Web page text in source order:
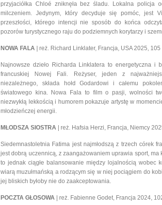
przyjaciółka Chloé zniknęła bez śladu. Lokalna policja
milczeniem. Jedynym, który decyduje się pomóc, jest
przeszłości, którego intencji nie sposób do końca
pozorów turystycznego raju do podziemnych korytarzy i
NOWA FALA | reż. Richard Linklater, Francja, USA 2025, 105
Najnowsze dzieło Richarda Linklatera to energetyczna i
francuskiej Nowej Fali. Reżyser, jeden z
niezależnego, składa hołd Godardowi i całemu
światowego kina. Nowa Fala to film o pasji, wolności
niezwykłą lekkością i humorem pokazuje artystę w
młodzieńczej energii.
MŁODSZA SIOSTRA | reż. Hafsia Herzi, Francja, Niemcy
Siedemnastoletnia Fatima jest najmłodszą z trzech córek
jest dobrą uczennicą, z zaangażowaniem uprawia sport, ma
to jednak ciągłe balansowanie między lojalnością wobec
wiarą muzułmańską a rodzącym się w niej pociągiem do
jej bliskich byłoby nie do zaakceptowania.
POCZTA GŁOSOWA | reż. Fabienne Godet, Francja 2024,